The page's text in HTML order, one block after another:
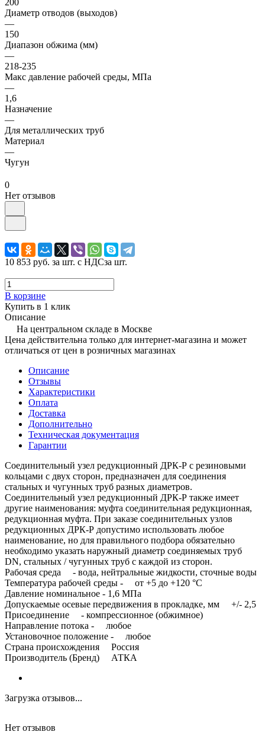
Диаметр отводов (выходов)
—
150
Диапазон обжима (мм)
—
218-235
Макс давление рабочей среды, МПа
—
1,6
Назначение
—
Для металлических труб
Материал
—
Чугун
0
Нет отзывов
10 853 руб. за шт. с НДСза шт.
В корзине
Купить в 1 клик
Описание
На центральном складе в Москве
Цена действительна только для интернет-магазина и может
отличаться от цен в розничных магазинах
Описание
Отзывы
Характеристики
Оплата
Доставка
Дополнительно
Техническая документация
Гарантии
Соединительный узел редукционный ДРК-Р с резиновыми
кольцами с двух сторон, предназначен для соединения
стальных и чугунных труб разных диаметров.
Соединительный узел редукционный ДРК-Р также имеет
другие наименования: муфта соединительная редукционная,
редукционная муфта. При заказе соединительных узлов
редукционных ДРК-Р допустимо использовать любое
наименование, но для правильного подбора обязательно
необходимо указать наружный диаметр соединяемых труб
DN, стальных / чугунных труб с каждой из сторон.
Рабочая среда - вода, нейтральные жидкости, сточные воды
Температура рабочей среды - от +5 до +120 °C
Давление номинальное - 1,6 МПа
Допускаемые осевые передвижения в прокладке, мм +/- 2,5
Присоединение - компрессионное (обжимное)
Направление потока - любое
Установочное положение - любое
Страна происхождения Россия
Производитель (Бренд) АТКА
Загрузка отзывов...
Нет отзывов